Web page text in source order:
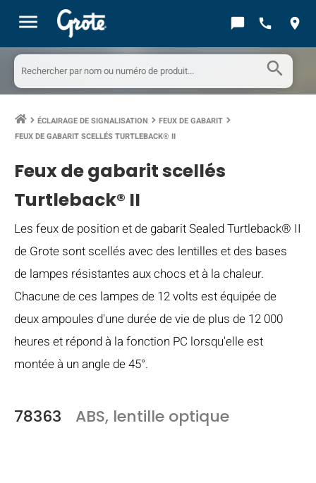
menu chat_bubble call location_on
search
keyboard_arrow_right ÉCLAIRAGE DE SIGNALISATION keyboard_arrow_right FEUX DE GABARIT keyboard_arrow_right
FEUX DE GABARIT SCELLÉS TURTLEBACK® II
Feux de gabarit scellés
Turtleback® II
Les feux de position et de gabarit Sealed Turtleback® II
de Grote sont scellés avec des lentilles et des bases
de lampes résistantes aux chocs et à la chaleur.
Chacune de ces lampes de 12 volts est équipée de
deux ampoules d'une durée de vie de plus de 12 000
heures et répond à la fonction PC lorsqu'elle est
montée à un angle de 45°.
78363 ABS, lentille optique